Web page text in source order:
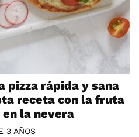
pizza rápida y sana
receta con la fruta
la nevera
3 AÑOS